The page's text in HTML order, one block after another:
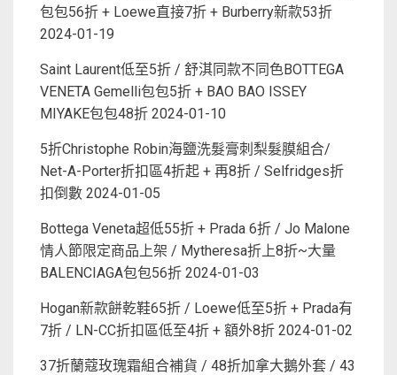
包包56折 + Loewe直接7折 + Burberry新款53折
2024-01-19
Saint Laurent低至5折 / 舒淇同款不同色BOTTEGA
VENETA Gemelli包包5折 + BAO BAO ISSEY
MIYAKE包包48折 2024-01-10
5折Christophe Robin海鹽洗髮膏刺梨髮膜組合/
Net-A-Porter折扣區4折起 + 再8折 / Selfridges折
扣倒數 2024-01-05
Bottega Veneta超低55折 + Prada 6折 / Jo Malone
情人節限定商品上架 / Mytheresa折上8折~大量
BALENCIAGA包包56折 2024-01-03
Hogan新款餅乾鞋65折 / Loewe低至5折 + Prada有
7折 / LN-CC折扣區低至4折 + 額外8折 2024-01-02
37折蘭蔻玫瑰霜組合補貨 / 48折加拿大鵝外套 / 43